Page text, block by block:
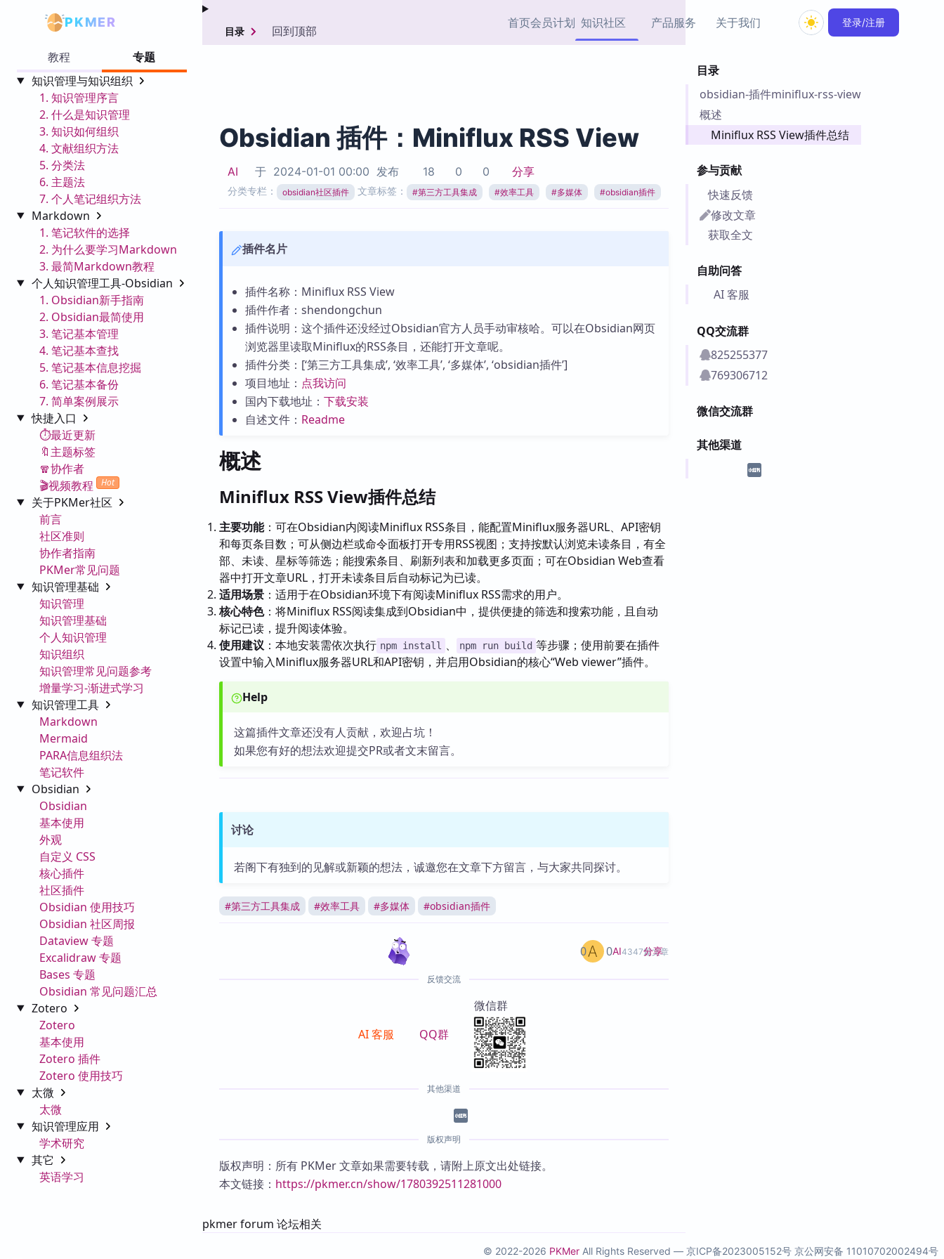
PKMER 首页会员计划 知识社区
协作者
热门链接 Top5
产品服务
载
加速访问 Obsidian 官方
市场
PKMer 出品的闪念笔记
插件
Obsidian 教程
关于我们 登录/注册
教程
专题
知识管理与知识组织
1. 知识管理序言
2. 什么是知识管理
3. 知识如何组织
4. 文献组织方法
5. 分类法
6. 主题法
7. 个人笔记组织方法
Markdown
1. 笔记软件的选择
2. 为什么要学习Markdown
3. 最简Markdown教程
个人知识管理工具-Obsidian
1. Obsidian新手指南
2. Obsidian最简使用
3. 笔记基本管理
4. 笔记基本查找
5. 笔记基本信息挖掘
6. 笔记基本备份
7. 简单案例展示
快捷入口
⏱️最近更新
🔖主题标签
🧣协作者
🎬视频教程
Hot
关于PKMer社区
前言
社区准则
协作者指南
PKMer常见问题
知识管理基础
知识管理
知识管理基础
个人知识管理
知识组织
知识管理常见问题参考
增量学习-渐进式学习
知识管理工具
Markdown
Mermaid
PARA信息组织法
笔记软件
Obsidian
Obsidian
基本使用
外观
自定义 CSS
核心插件
社区插件
Obsidian 使用技巧
Obsidian 社区周报
Dataview 专题
Excalidraw 专题
Bases 专题
Obsidian 常见问题汇总
Zotero
Zotero
基本使用
Zotero 插件
Zotero 使用技巧
太微
太微
知识管理应用
学术研究
其它
英语学习
目录
obsidian-插件miniflux-rss-view
概述
Miniflux RSS View插件总结
参与贡献
快速反馈
修改文章
获取全文
自助问答
AI 客服
QQ交流群
825255377
769306712
微信交流群
其他渠道
目录 回到顶部
Obsidian 插件：Miniflux RSS View
AI 于 2024-01-01 00:00 发布 18 0 0 分享
分类专栏： obsidian社区插件 文章标签： #第三方工具集成 #效率工具 #多媒体 #obsidian插件
插件名片
插件名称：Miniflux RSS View
插件作者：shendongchun
插件说明：这个插件还没经过Obsidian官方人员手动审核哈。可以在Obsidian网页
浏览器里读取Miniflux的RSS条目，还能打开文章呢。
插件分类：[‘第三方工具集成’, ‘效率工具’, ‘多媒体’, ‘obsidian插件’]
项目地址： 点我访问
国内下载地址： 下载安装
自述文件： Readme
概述
Miniflux RSS View插件总结
主要功能：可在Obsidian内阅读Miniflux RSS条目，能配置Miniflux服务器URL、API密钥
和每页条目数；可从侧边栏或命令面板打开专用RSS视图；支持按默认浏览未读条目，有全
部、未读、星标等筛选；能搜索条目、刷新列表和加载更多页面；可在Obsidian Web查看
器中打开文章URL，打开未读条目后自动标记为已读。
适用场景 ：适用于在Obsidian环境下有阅读Miniflux RSS需求的用户。
核心特色：将Miniflux RSS阅读集成到Obsidian中，提供便捷的筛选和搜索功能，且自动
标记已读，提升阅读体验。
使用建议 ：本地安装需依次执行 npm install 、 npm run build 等步骤；使用前要在插件
设置中输入Miniflux服务器URL和API密钥，并启用Obsidian的核心“Web viewer”插件。
Help
这篇插件文章还没有人贡献，欢迎占坑！
如果您有好的想法欢迎提交PR或者文末留言。
讨论
若阁下有独到的见解或新颖的想法，诚邀您在文章下方留言，与大家共同探讨。
#第三方工具集成 #效率工具 #多媒体 #obsidian插件
AI4347篇文章
0 0 分享
反馈交流
AI 客服 QQ群
微信群
其他渠道
版权声明
版权声明：所有 PKMer 文章如果需要转载，请附上原文出处链接。
本文链接： https://pkmer.cn/show/1780392511281000
pkmer forum 论坛相关
© 2022-2026 PKMer All Rights Reserved — 京ICP备2023005152号 京公网安备 11010702002494号